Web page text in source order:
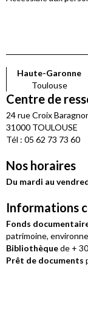
Haute-Garonne
Toulouse
Centre de
24 rue Croix
31000 TOULOUSE
Tél : 05 62 73 73 60
Nos horaires
Du mardi au
Informations
Fonds
patrimoine,
Bibliothèquede +
Prêt de documents